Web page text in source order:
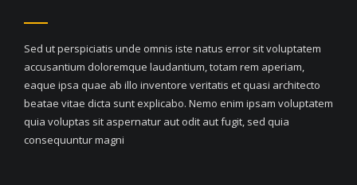
Sed ut perspiciatis unde omnis iste natus error sit voluptatem
accusantium doloremque laudantium, totam rem aperiam,
eaque ipsa quae ab illo inventore veritatis et quasi architecto
beatae vitae dicta sunt explicabo. Nemo enim ipsam voluptatem
quia voluptas sit aspernatur aut odit aut fugit, sed quia
consequuntur magni